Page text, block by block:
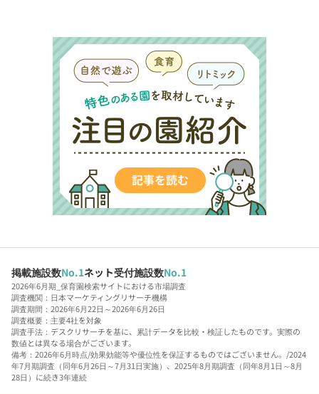
掲載施設数No.1ネット受付施設数No.1
2026年6月期_保育園検索サイトにおける市場調査
調査機関：日本マーケティングリサーチ機構
調査期間：2026年6月22日～2026年6月26日
調査概要：主要4社を対象
調査手法：デスクリサーチを基に、累計データを比較・検証したものです。実際の
数値とは異なる場合がございます。
備考：2026年6月時点/効果効能等や優位性を保証するものではございません。/2024
年7月期調査（同年6月26日～7月31日実施）、2025年8月期調査（同年8月1日～8月
28日）に続き3年連続